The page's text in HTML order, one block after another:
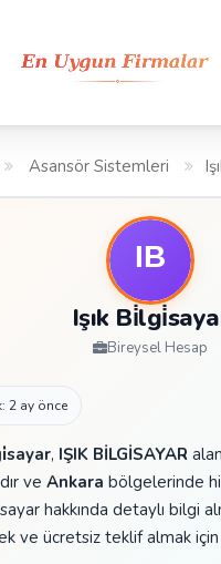
Asansör Sistemleri
Işık
Bireysel Hesap
2 ay önce
, IŞIK BİLGİSAYAR
ve Ankara bölgelerinde
hakkında detaylı bilgi
ve ücretsiz teklif almak